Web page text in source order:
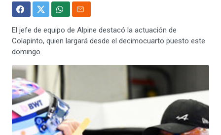
El jefe de equipo de Alpine destacó la actuación de
Colapinto, quien largará desde el decimocuarto puesto este
domingo.